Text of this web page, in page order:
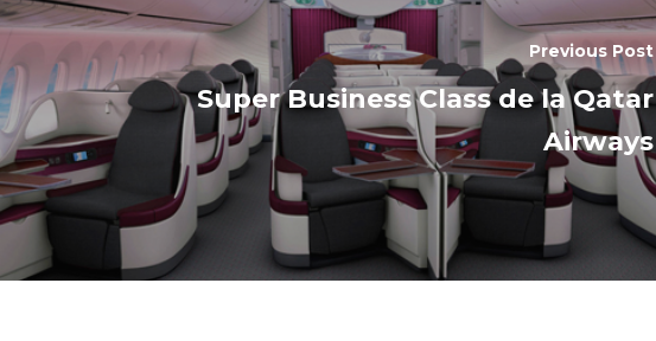
Previous Post
Super Business Class de la Qatar
Airways